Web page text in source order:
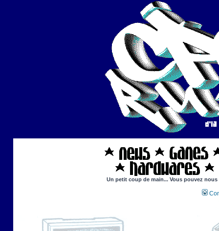
Un petit coup de main... Vous pouvez